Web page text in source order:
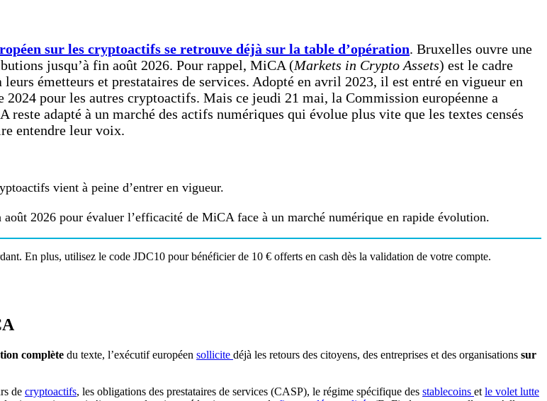
sur les cryptoactifs se retrouve déjà sur la table d’opération. Bruxelles ouvre une
jusqu’à fin août 2026. Pour rappel, MiCA (Markets in Crypto Assets) est le cadre
émetteurs et prestataires de services. Adopté en avril 2023, il est entré en vigueur en
pour les autres cryptoactifs. Mais ce jeudi 21 mai, la Commission européenne a
adapté à un marché des actifs numériques qui évolue plus vite que les textes censés
entendre leur voix.
vient à peine d’entrer en vigueur.
2026 pour évaluer l’efficacité de MiCA face à un marché numérique en rapide évolution.
En plus, utilisez le code JDC10 pour bénéficier de 10 € offerts en cash dès la validation de votre compte.
complète du texte, l’exécutif européen sollicite déjà les retours des citoyens, des entreprises et des organisations sur
de cryptoactifs, les obligations des prestataires de services (CASP), le régime spécifique des stablecoins et le volet lutte